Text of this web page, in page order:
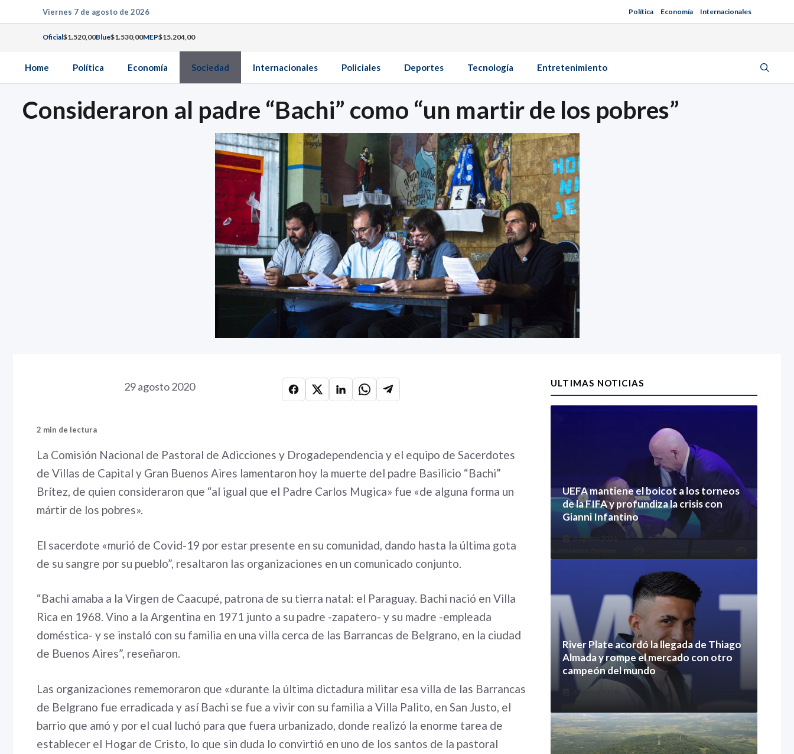
al
contenido
Viernes 7 de agosto de 2026 Política Economía Internacionales
Oficial$1.520,00Blue$1.530,00MEP$15.204,00
Home Política Economía Sociedad Internacionales Policiales Deportes Tecnología Entretenimiento
Consideraron al padre “Bachi” como “un martir de los pobres”
29 agosto 2020
2 min de lectura
La Comisión Nacional de Pastoral de Adicciones y Drogadependencia y el equipo de Sacerdotes
de Villas de Capital y Gran Buenos Aires lamentaron hoy la muerte del padre Basilicio “Bachi”
Brítez, de quien consideraron que “al igual que el Padre Carlos Mugica» fue «de alguna forma un
mártir de los pobres».
El sacerdote «murió de Covid-19 por estar presente en su comunidad, dando hasta la última gota
de su sangre por su pueblo”, resaltaron las organizaciones en un comunicado conjunto.
“Bachi amaba a la Virgen de Caacupé, patrona de su tierra natal: el Paraguay. Bachi nació en Villa
Rica en 1968. Vino a la Argentina en 1971 junto a su padre -zapatero- y su madre -empleada
doméstica- y se instaló con su familia en una villa cerca de las Barrancas de Belgrano, en la ciudad
de Buenos Aires”, reseñaron.
Las organizaciones rememoraron que «durante la última dictadura militar esa villa de las Barrancas
de Belgrano fue erradicada y así Bachi se fue a vivir con su familia a Villa Palito, en San Justo, el
barrio que amó y por el cual luchó para que fuera urbanizado, donde realizó la enorme tarea de
establecer el Hogar de Cristo, lo que sin duda lo convirtió en uno de los santos de la pastoral
ULTIMAS NOTICIAS
UEFA mantiene el boicot a los torneos
de la FIFA y profundiza la crisis con
Gianni Infantino
6 agosto 2026
River Plate acordó la llegada de Thiago
Almada y rompe el mercado con otro
campeón del mundo
6 agosto 2026